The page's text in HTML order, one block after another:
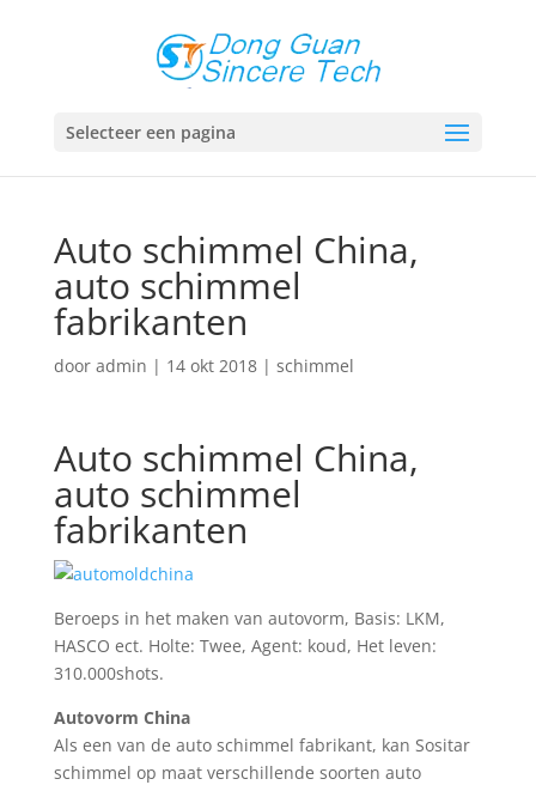
Selecteer een pagina
Auto schimmel China,
auto schimmel
fabrikanten
door admin | 14 okt 2018| schimmel
Auto schimmel China,
auto schimmel
fabrikanten
Beroeps in het maken van autovorm, Basis: LKM,
HASCO ect. Holte: Twee, Agent: koud, Het leven:
310.000shots.
Autovorm China
Als een van de auto schimmel fabrikant, kan Sositar
schimmel op maat verschillende soorten auto